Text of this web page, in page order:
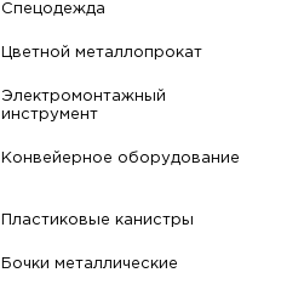
Спецодежда
Цветной металлопрокат
Электромонтажный
инструмент
Конвейерное оборудование
Пластиковые канистры
Бочки металлические